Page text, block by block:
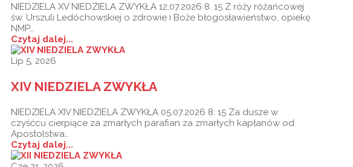
NIEDZIELA XV NIEDZIELA ZWYKŁA 12.07.2026 8. 15 Z róży różańcowej
św. Urszuli Ledóchowskiej o zdrowie i Boże błogosławieństwo, opiekę
NMP…
Czytaj dalej...
Lip 5, 2026
XIV NIEDZIELA ZWYKŁA
NIEDZIELA XIV NIEDZIELA ZWYKŁA 05.07.2026 8. 15 Za dusze w
czyśćcu cierpiące za zmarłych parafian za zmarłych kapłanów od
Apostolstwa…
Czytaj dalej...